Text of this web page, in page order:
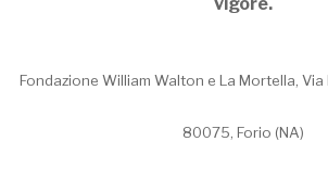
Fondazione William Walton e La Mortella, Via
80075, Forio (NA)